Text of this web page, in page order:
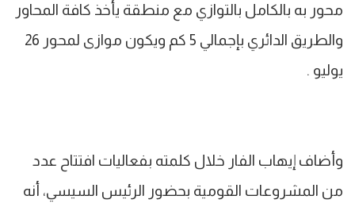
محور به بالكامل بالتوازي مع منطقة يأخذ كافة المحاور
والطريق الدائري بإجمالي 5 كم ويكون موازى لمحور 26
يوليو .
وأضاف إيهاب الفار خلال كلمته بفعاليات افتتاح عدد
من المشروعات القومية بحضور الرئيس السيسي، أنه